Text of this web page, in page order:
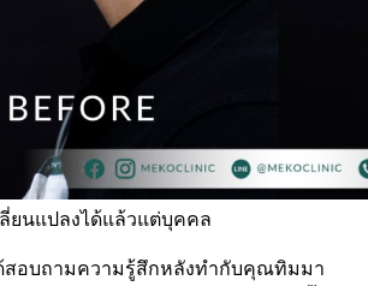
ยนแปลงได้แล้วแต่บุคคล
สอบถามความรู้สึกหลังทำกับคุณทิมมา